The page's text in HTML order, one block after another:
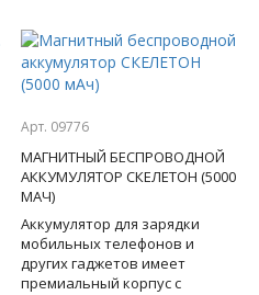
Арт. 09776
МАГНИТНЫЙ БЕСПРОВОДНОЙ
АККУМУЛЯТОР СКЕЛЕТОН (5000
МАЧ)
Аккумулятор для зарядки
мобильных телефонов и
других гаджетов имеет
премиальный корпус с